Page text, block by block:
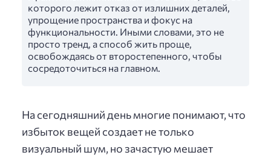
которого лежит отказ от излишних деталей,
упрощение пространства и фокус на
функциональности. Иными словами, это не
просто тренд, а способ жить проще,
освобождаясь от второстепенного, чтобы
сосредоточиться на главном.
На сегодняшний день многие понимают, что
избыток вещей создает не только
визуальный шум, но зачастую мешает